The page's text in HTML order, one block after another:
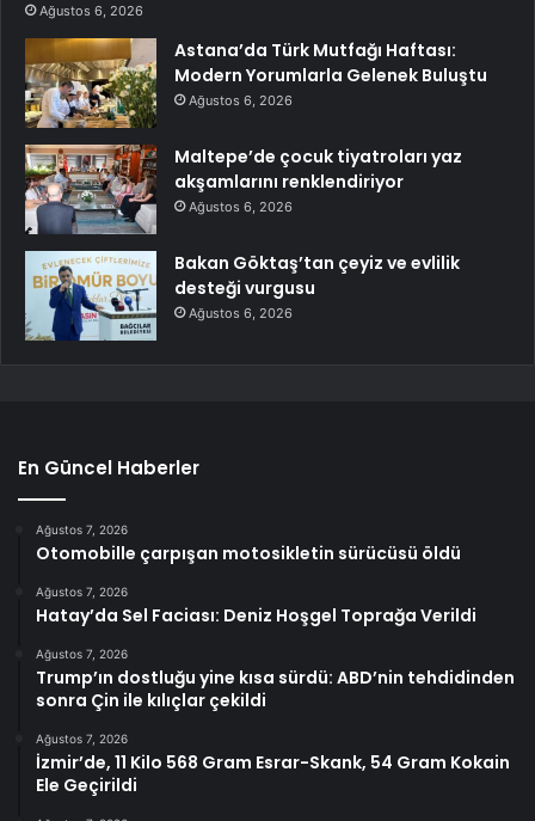
Ağustos 6, 2026
Astana’da Türk Mutfağı Haftası:
Modern Yorumlarla Gelenek Buluştu
Ağustos 6, 2026
Maltepe’de çocuk tiyatroları yaz
akşamlarını renklendiriyor
Ağustos 6, 2026
Bakan Göktaş’tan çeyiz ve evlilik
desteği vurgusu
Ağustos 6, 2026
En Güncel Haberler
Ağustos 7, 2026
Otomobille çarpışan motosikletin sürücüsü öldü
Ağustos 7, 2026
Hatay’da Sel Faciası: Deniz Hoşgel Toprağa Verildi
Ağustos 7, 2026
Trump’ın dostluğu yine kısa sürdü: ABD’nin tehdidinden
sonra Çin ile kılıçlar çekildi
Ağustos 7, 2026
İzmir’de, 11 Kilo 568 Gram Esrar-Skank, 54 Gram Kokain
Ele Geçirildi